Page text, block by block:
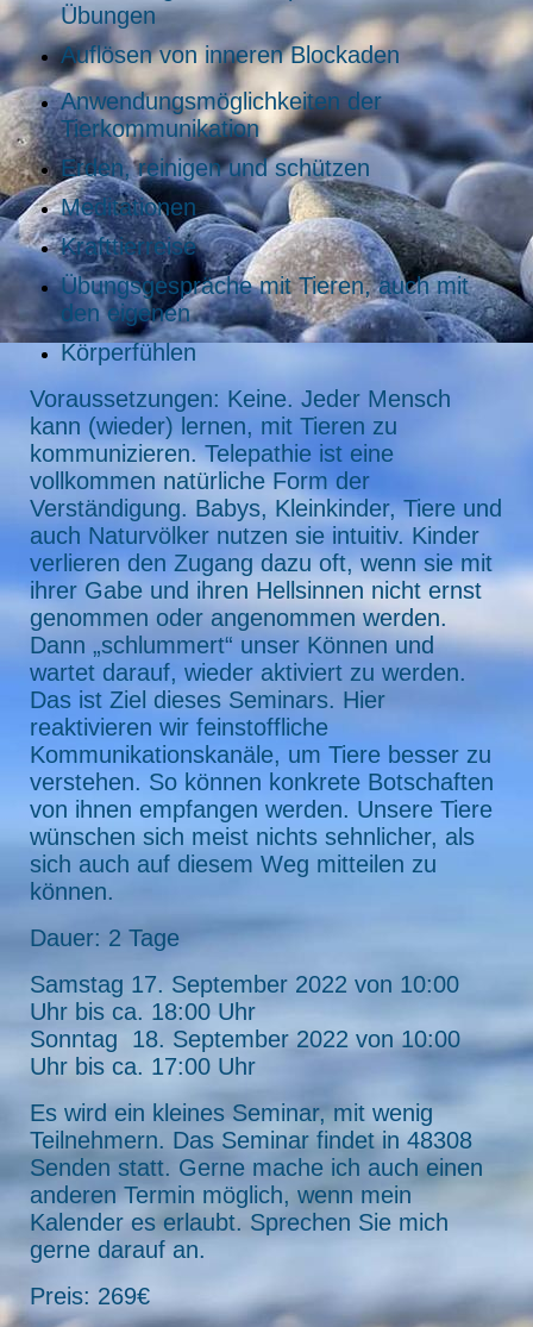
Übungen
Auflösen von inneren Blockaden
Anwendungsmöglichkeiten der
Tierkommunikation
Erden, reinigen und schützen
Meditationen
Krafttierreise
Übungsgespräche mit Tieren, auch mit
den eigenen
Körperfühlen
Voraussetzungen: Keine. Jeder Mensch
kann (wieder) lernen, mit Tieren zu
kommunizieren. Telepathie ist eine
vollkommen natürliche Form der
Verständigung. Babys, Kleinkinder, Tiere und
auch Naturvölker nutzen sie intuitiv. Kinder
verlieren den Zugang dazu oft, wenn sie mit
ihrer Gabe und ihren Hellsinnen nicht ernst
genommen oder angenommen werden.
Dann „schlummert“ unser Können und
wartet darauf, wieder aktiviert zu werden.
Das ist Ziel dieses Seminars. Hier
reaktivieren wir feinstoffliche
Kommunikationskanäle, um Tiere besser zu
verstehen. So können konkrete Botschaften
von ihnen empfangen werden. Unsere Tiere
wünschen sich meist nichts sehnlicher, als
sich auch auf diesem Weg mitteilen zu
können.
Dauer: 2 Tage
Samstag 17. September 2022 von 10:00
Uhr bis ca. 18:00 Uhr
Sonntag 18. September 2022 von 10:00
Uhr bis ca. 17:00 Uhr
Es wird ein kleines Seminar, mit wenig
Teilnehmern. Das Seminar findet in 48308
Senden statt. Gerne mache ich auch einen
anderen Termin möglich, wenn mein
Kalender es erlaubt. Sprechen Sie mich
gerne darauf an.
Preis: 269€